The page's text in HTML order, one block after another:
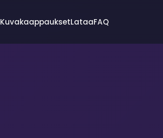
KuvakaappauksetLataaFAQ